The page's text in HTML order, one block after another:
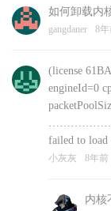
如何卸载内
gangdaner 8年
(license
engineId=0
failed to load
小灰灰 8年前
内核